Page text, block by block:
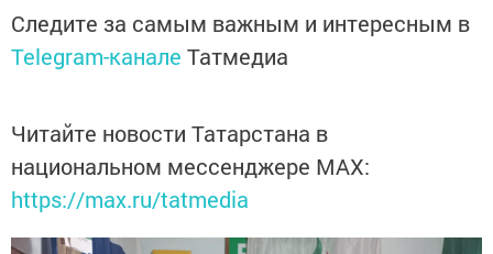
Следите за самым важным и интересным в
Telegram-канале Татмедиа
Читайте новости Татарстана в
национальном мессенджере MАХ:
https://max.ru/tatmedia